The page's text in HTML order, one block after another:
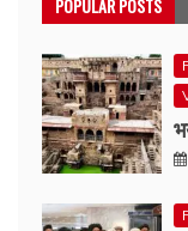
POPULAR POSTS